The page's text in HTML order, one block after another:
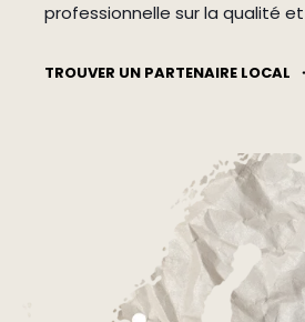
professionnelle sur la qualité
TROUVER UN PARTENAIRE LOCAL